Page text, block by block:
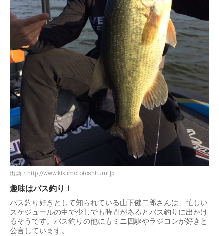
出典： http://www.kikumototoshifumi.jp
趣味はバス釣り！
バス釣り好きとして知られている山下健二郎さんは、忙しい
スケジュールの中で少しでも時間があるとバス釣りに出かけ
るそうです。バス釣りの他にもミニ四駆やラジコンが好きと
公言しています。